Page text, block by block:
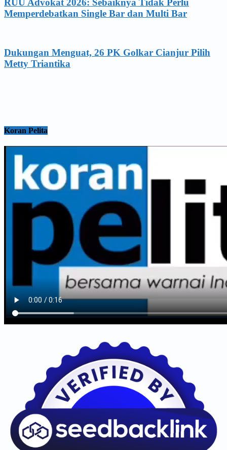
Memperdebatkan Single Bar dan Multi Bar
Dukungan Menguat, 26 PK Golkar Cianjur Pilih
Metty Triantika
Koran Pelita